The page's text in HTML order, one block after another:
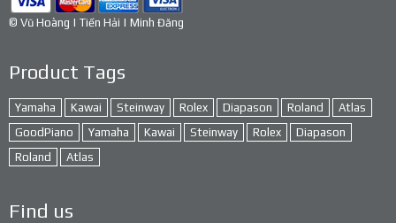
© Vũ Hoàng | Tiến Hải | Minh Đăng
Product Tags
Yamaha Kawai Steinway Rolex Diapason Roland
Atlas
GoodPiano
Yamaha Kawai Steinway Rolex
Diapason
Roland
Atlas
Find us